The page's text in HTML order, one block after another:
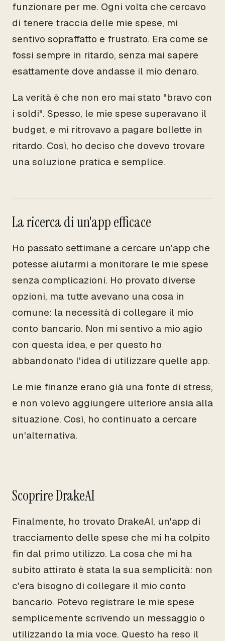
funzionare per me. Ogni volta che cercavo
di tenere traccia delle mie spese, mi
sentivo sopraffatto e frustrato. Era come se
fossi sempre in ritardo, senza mai sapere
esattamente dove andasse il mio denaro.
La verità è che non ero mai stato "bravo con
i soldi". Spesso, le mie spese superavano il
budget, e mi ritrovavo a pagare bollette in
ritardo. Così, ho deciso che dovevo trovare
una soluzione pratica e semplice.
La ricerca di un'app efficace
Ho passato settimane a cercare un'app che
potesse aiutarmi a monitorare le mie spese
senza complicazioni. Ho provato diverse
opzioni, ma tutte avevano una cosa in
comune: la necessità di collegare il mio
conto bancario. Non mi sentivo a mio agio
con questa idea, e per questo ho
abbandonato l'idea di utilizzare quelle app.
Le mie finanze erano già una fonte di stress,
e non volevo aggiungere ulteriore ansia alla
situazione. Così, ho continuato a cercare
un'alternativa.
Scoprire DrakeAI
Finalmente, ho trovato DrakeAI, un'app di
tracciamento delle spese che mi ha colpito
fin dal primo utilizzo. La cosa che mi ha
subito attirato è stata la sua semplicità: non
c'era bisogno di collegare il mio conto
bancario. Potevo registrare le mie spese
semplicemente scrivendo un messaggio o
utilizzando la mia voce. Questo ha reso il